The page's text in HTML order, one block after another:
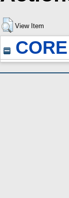
View Item